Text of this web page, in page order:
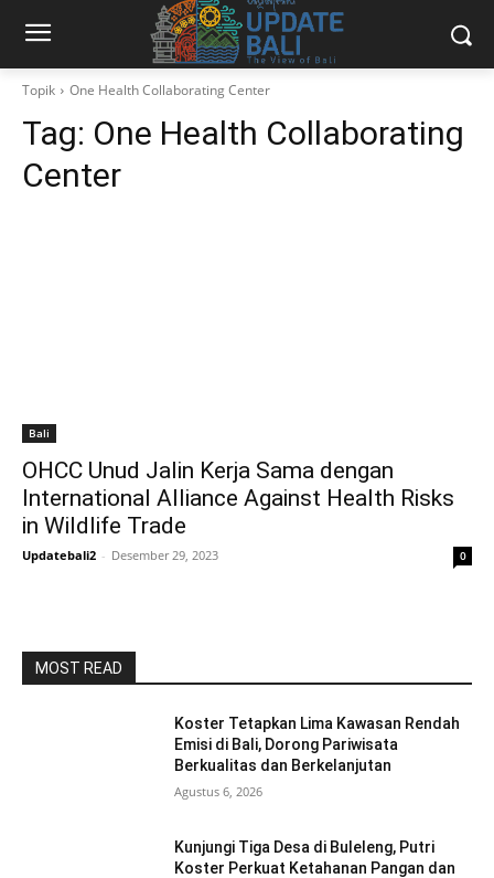
Topik One Health Collaborating Center
Tag: One Health Collaborating
Center
Bali
OHCC Unud Jalin Kerja Sama dengan
International Alliance Against Health Risks
in Wildlife Trade
Updatebali2 - Desember 29, 2023 0
MOST READ
Koster Tetapkan Lima Kawasan Rendah
Emisi di Bali, Dorong Pariwisata
Berkualitas dan Berkelanjutan
Agustus 6, 2026
Kunjungi Tiga Desa di Buleleng, Putri
Koster Perkuat Ketahanan Pangan dan